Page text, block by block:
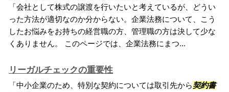
「会社として株式の譲渡を行いたいと考えているが、どうい
った方法が適切なのか分からない。企業法務について、こう
したお悩みをお持ちの経営職の方、管理職の方は決して少な
くありません。 このページでは、企業法務にまつ...
リーガルチェックの重要性
「中小企業のため、特別な契約については取引先から契約書